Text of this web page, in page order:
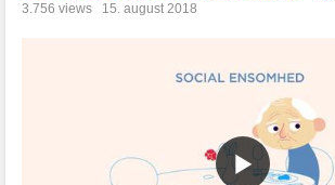
3.756 views 15. august 2018